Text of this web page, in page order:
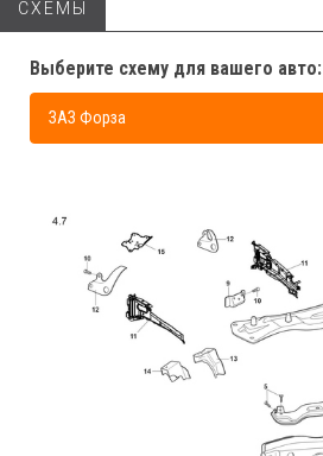
СХЕМЫ
Выберите схему для вашего авто:
ЗАЗ Форза